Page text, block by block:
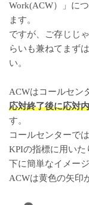
Work(ACW）」に
ます。
ですが、ご存じじ
らいも兼ねてまず
い。
ACWはコールセン
応対終了後に応対
す。
コールセンターで
KPIの指標に用いた
下に簡単なイメー
ACWは黄色の矢印